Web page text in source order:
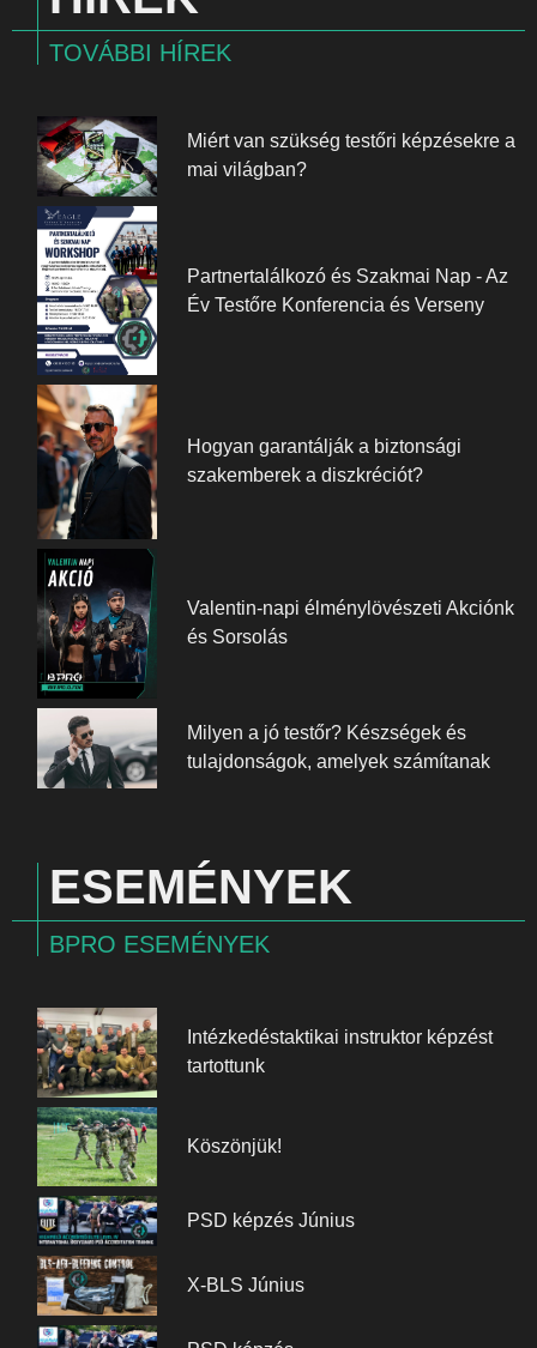
TOVÁBBI HÍREK
Miért van szükség testőri képzésekre a
mai világban?
Partnertalálkozó és Szakmai Nap - Az
Év Testőre Konferencia és Verseny
Hogyan garantálják a biztonsági
szakemberek a diszkréciót?
Valentin-napi élménylövészeti Akciónk
és Sorsolás
Milyen a jó testőr? Készségek és
tulajdonságok, amelyek számítanak
ESEMÉNYEK
BPRO ESEMÉNYEK
Intézkedéstaktikai instruktor képzést
tartottunk
Köszönjük!
PSD képzés Június
X-BLS Június